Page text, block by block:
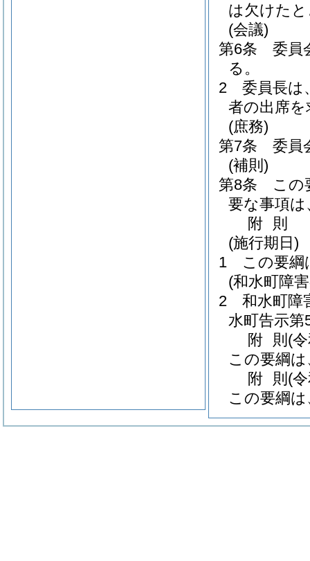
は欠けた
(会議)
第6条
委員
る。
2
委員長は
者の出席
(庶務)
第7条
委員
(補則)
第8条
この
要な事項
附 則
(施行期日)
1
この要綱
(和水町障
2
和水町障
水町告示第
附 則 (
この要綱
附 則 (
この要綱